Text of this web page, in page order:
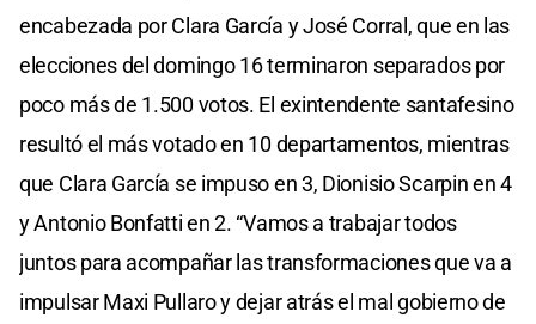
encabezada por Clara García y José Corral, que en las
elecciones del domingo 16 terminaron separados por
poco más de 1.500 votos. El exintendente santafesino
resultó el más votado en 10 departamentos, mientras
que Clara García se impuso en 3, Dionisio Scarpin en 4
y Antonio Bonfatti en 2. “Vamos a trabajar todos
juntos para acompañar las transformaciones que va a
impulsar Maxi Pullaro y dejar atrás el mal gobierno de